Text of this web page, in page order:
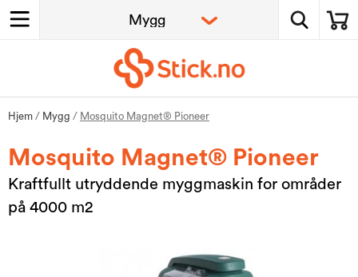
Hjem / Mygg / Mosquito Magnet® Pioneer
Mosquito Magnet® Pioneer
Kraftfullt utryddende myggmaskin for områder
på 4000 m2